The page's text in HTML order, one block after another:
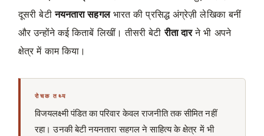
दूसरी बेटीनयनतारा सहगलभारत की प्रसिद्ध अंग्रेज़ी लेखिका बनीं
और उन्होंने कई किताबें लिखीं। तीसरी बेटीरीता दारने भी अपने
क्षेत्र में काम किया।
रोचक तथ्य
विजयलक्ष्मी पंडित का परिवार केवल राजनीति तक सीमित नहीं
रहा। उनकी बेटी नयनतारा सहगल ने साहित्य के क्षेत्र में भी